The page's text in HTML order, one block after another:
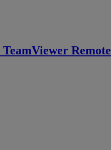
TeamViewer Remote